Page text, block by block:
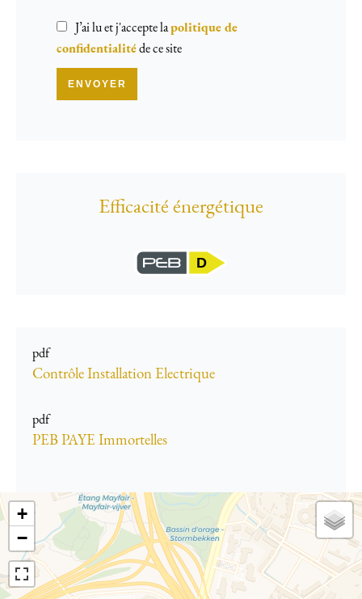
J’ai lu et j'accepte lapolitique de
confidentialitéde ce site
ENVOYER
Efficacité énergétique
D
pdf
Contrôle Installation Electrique
pdf
PEB PAYE Immortelles
+
−